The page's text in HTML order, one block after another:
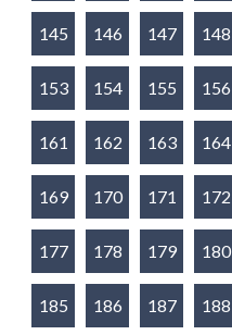
145 146 147 148
153 154 155 156
161 162 163 164
169 170 171 172
177 178 179 180
185 186 187 188